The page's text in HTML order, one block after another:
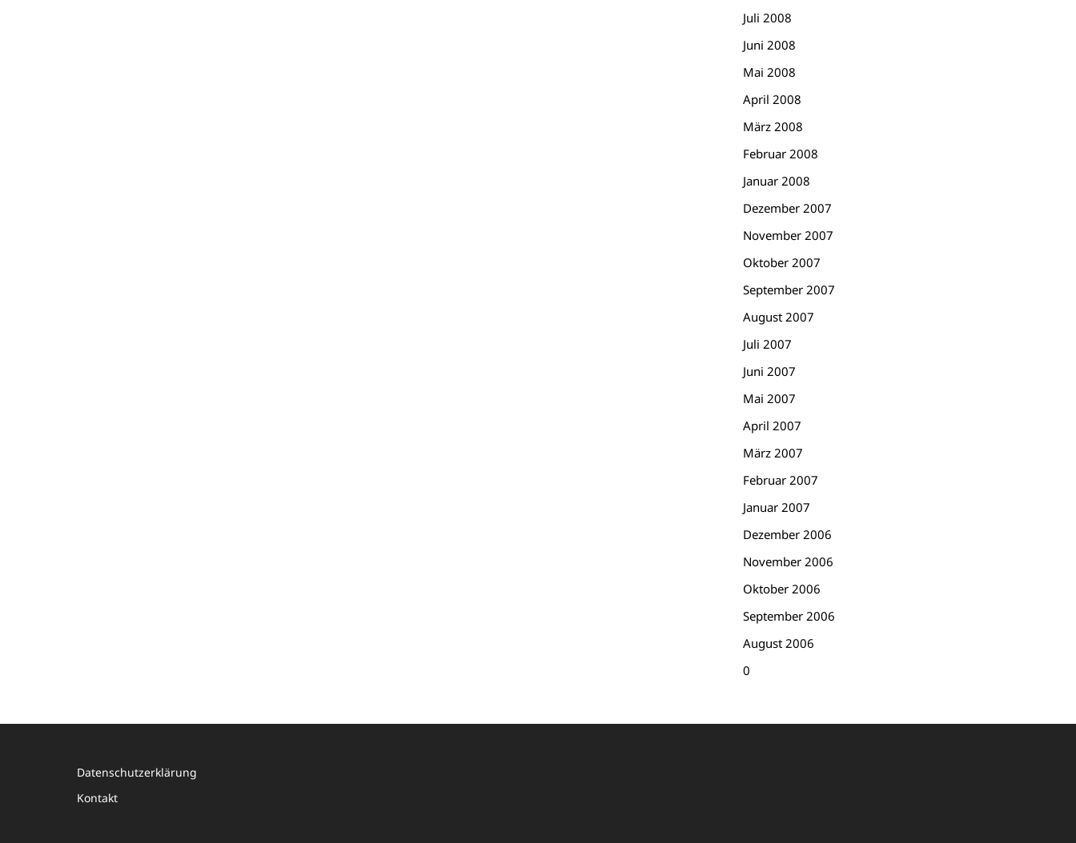
Juli 2008
Juni 2008
Mai 2008
April 2008
März 2008
Februar 2008
Januar 2008
Dezember 2007
November 2007
Oktober 2007
September 2007
August 2007
Juli 2007
Juni 2007
Mai 2007
April 2007
März 2007
Februar 2007
Januar 2007
Dezember 2006
November 2006
Oktober 2006
September 2006
August 2006
0
Datenschutzerklärung
Kontakt